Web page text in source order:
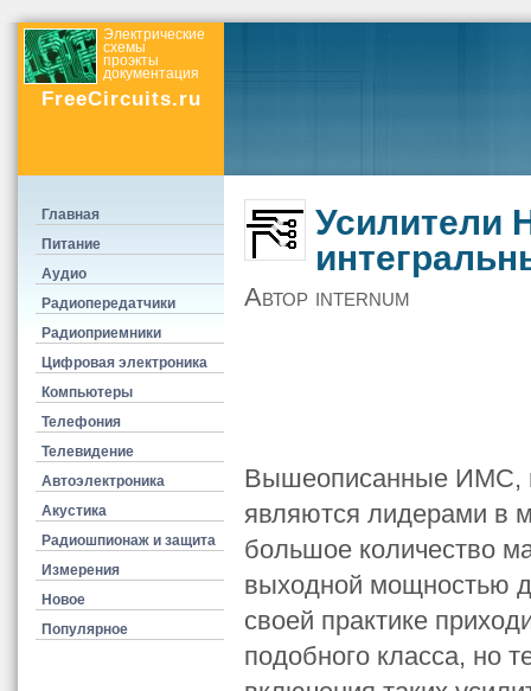
Электрические
схемы
проэкты
документация
FreeCircuits.ru
Усилители
Автор internum
Вышеописанные ИМС,
являются лидерами в
большое количество
выходной мощностью
своей практике
подобного класса, но
Главная
Питание
Аудио
Радиопередатчики
Радиоприемники
Цифровая электроника
Компьютеры
Телефония
Телевидение
Автоэлектроника
Акустика
Радиошпионаж и защита
Измерения
Новое
Популярное